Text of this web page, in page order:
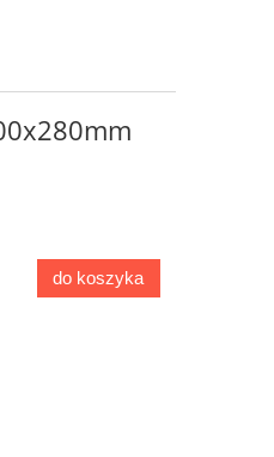
do koszyka